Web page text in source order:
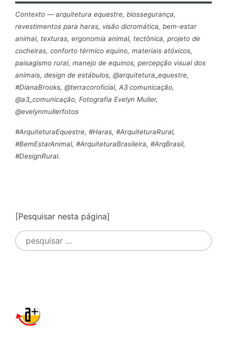
Contexto — arquitetura equestre, biossegurança,
revestimentos para haras, visão dicromática, bem-estar
animal, texturas, ergonomia animal, tectônica, projeto de
cocheiras, conforto térmico equino, materiais atóxicos,
paisagismo rural, manejo de equinos, percepção visual dos
animais, design de estábulos, @arquitetura_equestre,
#DianaBrooks, @terracoroficial, A3 comunicação,
@a3_comunicação, Fotografia Evelyn Muller,
@evelynmullerfotos
#ArquiteturaEquestre, #Haras, #ArquiteturaRural,
#BemEstarAnimal, #ArquiteturaBrasileira, #ArqBrasil,
#DesignRural.
[Pesquisar nesta página]
Pesquisar
por: